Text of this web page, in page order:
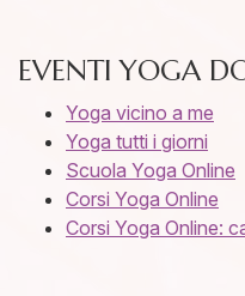
EVENTI YOGA
Yoga vicino a me
Yoga tutti i giorni
Scuola Yoga Online
Corsi Yoga Online
Corsi Yoga Online: